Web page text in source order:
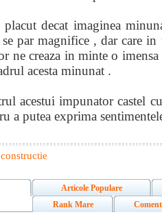
decat imaginea
par magnifice , dar care in
ne creaza in minte o
acesta minunat .
acestui impunator castel
a putea exprima
constructie
Articole Populare
Rank Mare